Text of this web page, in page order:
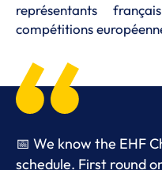
représentants
compétitions
📅 We know the EHF
schedule. First round